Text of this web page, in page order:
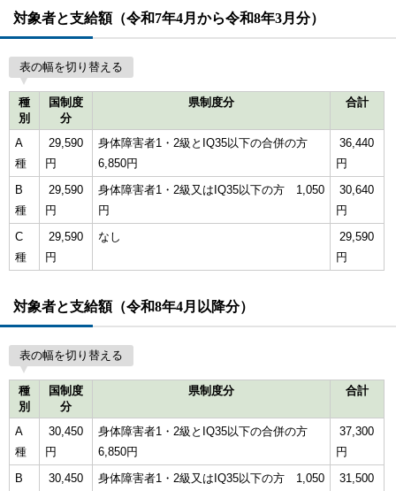
対象者と支給額（令和7年4月から令和8年3月分）
表の幅を切り替える
種
別
国制度
分
県制度分 合計
A
種
29,590
円
身体障害者1・2級とIQ35以下の合併の方
6,850円
36,440
円
B
種
29,590
円
身体障害者1・2級又はIQ35以下の方 1,050
円
30,640
円
C
種
29,590
円
なし
29,590
円
対象者と支給額（令和8年4月以降分）
表の幅を切り替える
種
別
国制度
分
県制度分 合計
A
種
30,450
円
身体障害者1・2級とIQ35以下の合併の方
6,850円
37,300
円
B
30,450
身体障害者1・2級又はIQ35以下の方 1,050
31,500